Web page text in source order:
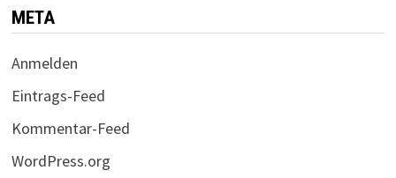
META
Anmelden
Eintrags-Feed
Kommentar-Feed
WordPress.org